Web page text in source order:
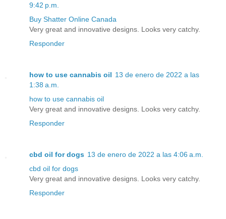
9:42 p.m.
Buy Shatter Online Canada
Very great and innovative designs. Looks very catchy.
Responder
how to use cannabis oil 13 de enero de 2022 a las
1:38 a.m.
how to use cannabis oil
Very great and innovative designs. Looks very catchy.
Responder
cbd oil for dogs 13 de enero de 2022 a las 4:06 a.m.
cbd oil for dogs
Very great and innovative designs. Looks very catchy.
Responder